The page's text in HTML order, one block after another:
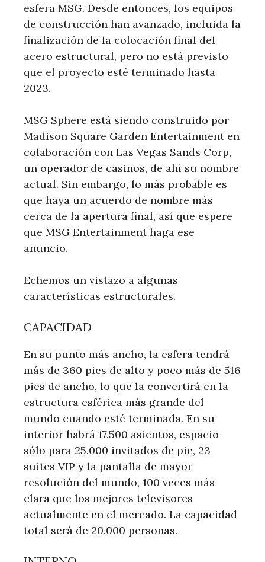
esfera MSG. Desde entonces, los equipos
de construcción han avanzado, incluida la
finalización de la colocación final del
acero estructural, pero no está previsto
que el proyecto esté terminado hasta
2023.
MSG Sphere está siendo construido por
Madison Square Garden Entertainment en
colaboración con Las Vegas Sands Corp,
un operador de casinos, de ahí su nombre
actual. Sin embargo, lo más probable es
que haya un acuerdo de nombre más
cerca de la apertura final, así que espere
que MSG Entertainment haga ese
anuncio.
Echemos un vistazo a algunas
características estructurales.
CAPACIDAD
En su punto más ancho, la esfera tendrá
más de 360 ​​pies de alto y poco más de 516
pies de ancho, lo que la convertirá en la
estructura esférica más grande del
mundo cuando esté terminada. En su
interior habrá 17.500 asientos, espacio
sólo para 25.000 invitados de pie, 23
suites VIP y la pantalla de mayor
resolución del mundo, 100 veces más
clara que los mejores televisores
actualmente en el mercado. La capacidad
total será de 20.000 personas.